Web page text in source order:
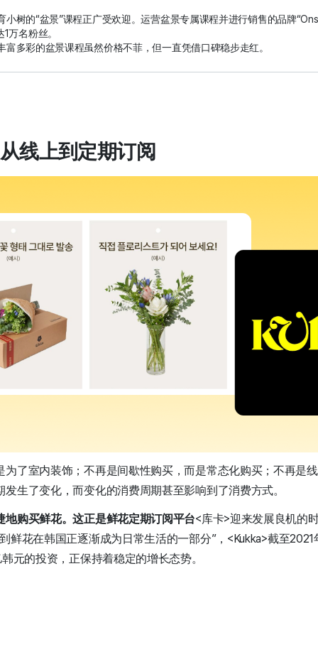
小树的“盆景”课程正广受欢迎。运营盆景专属课程并进行销售的品牌
万名粉丝。
富多彩的盆景课程虽然价格不菲，但一直凭借口碑稳步走红。
线上到定期订阅
为了室内装饰；不再是间歇性购买，而是常态化购买；不再是
生了变化，而变化的消费周期甚至影响到了消费方式。
地购买鲜花。这正是鲜花定期订阅平台<库卡>迎来发展良机的
鲜花在韩国正逐渐成为日常生活的一部分”，<Kukka>截至
元的投资，正保持着稳定的增长态势。